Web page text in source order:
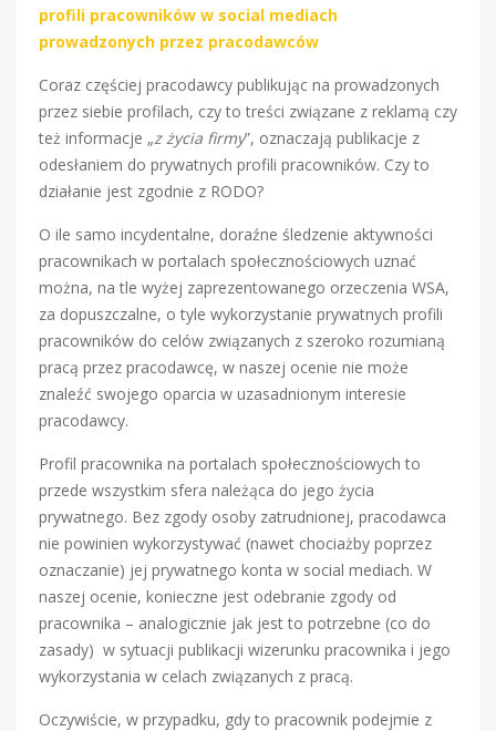
profili pracowników w social mediach
prowadzonych przez pracodawców
Coraz częściej pracodawcy publikując na prowadzonych
przez siebie profilach, czy to treści związane z reklamą czy
też informacje „z życia firmy”, oznaczają publikacje z
odesłaniem do prywatnych profili pracowników. Czy to
działanie jest zgodnie z RODO?
O ile samo incydentalne, doraźne śledzenie aktywności
pracownikach w portalach społecznościowych uznać
można, na tle wyżej zaprezentowanego orzeczenia WSA,
za dopuszczalne, o tyle wykorzystanie prywatnych profili
pracowników do celów związanych z szeroko rozumianą
pracą przez pracodawcę, w naszej ocenie nie może
znaleźć swojego oparcia w uzasadnionym interesie
pracodawcy.
Profil pracownika na portalach społecznościowych to
przede wszystkim sfera należąca do jego życia
prywatnego. Bez zgody osoby zatrudnionej, pracodawca
nie powinien wykorzystywać (nawet chociażby poprzez
oznaczanie) jej prywatnego konta w social mediach. W
naszej ocenie, konieczne jest odebranie zgody od
pracownika – analogicznie jak jest to potrzebne (co do
zasady) w sytuacji publikacji wizerunku pracownika i jego
wykorzystania w celach związanych z pracą.
Oczywiście, w przypadku, gdy to pracownik podejmie z